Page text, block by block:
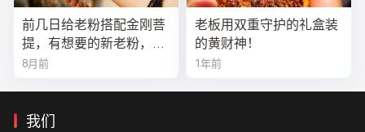
前几日给老粉搭配金刚菩
提，有想要的新老粉，都
可以来排队
8月前
老板用双重守护的礼盒装
的黄财神！
1年前
我们